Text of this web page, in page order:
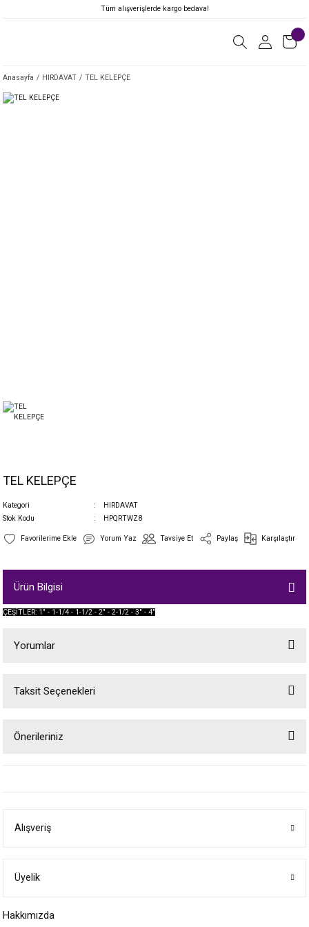
Tüm alışverişlerde kargo bedava!
Anasayfa HIRDAVAT TEL KELEPÇE
TEL KELEPÇE
Kategori
HIRDAVAT
Stok Kodu
HPQRTWZ8
Yorum Yaz Tavsiye Et Paylaş Karşılaştır
Ürün Bilgisi
ÇEŞİTLER: 1" - 1-1/4 - 1-1/2 - 2" - 2-1/2 - 3" - 4"
Yorumlar
Taksit Seçenekleri
Önerileriniz
Ürün bilgilerinde hatalar bulunuyor.
Bu ürüne benzer farklı alternatifler olmalı.
Alışveriş
Üyelik
Hakkımızda